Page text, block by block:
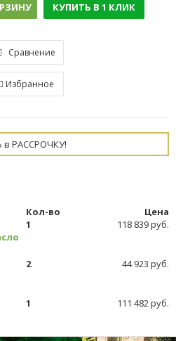
КУПИТЬ В 1 КЛИК
Сравнение
Избранное
РАССРОЧКУ!
Кол-во
Цена
1 118 839 руб.
2 44 923 руб.
1 111 482 руб.